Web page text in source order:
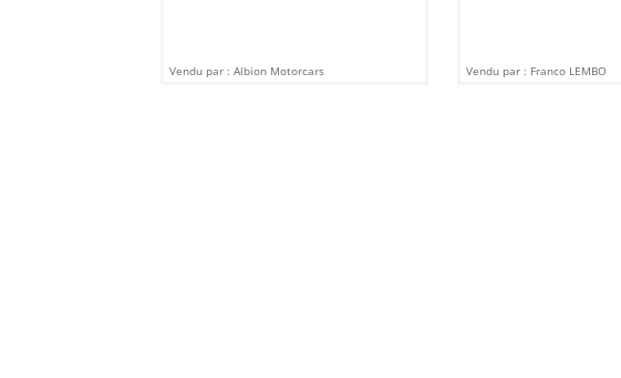
Vendu par : Albion Motorcars Vendu par : Franco LEMBO